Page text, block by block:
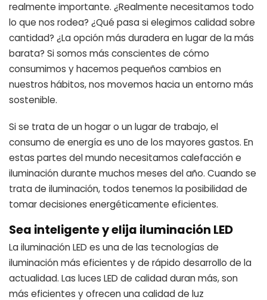
realmente importante. ¿Realmente necesitamos todo
lo que nos rodea? ¿Qué pasa si elegimos calidad sobre
cantidad? ¿La opción más duradera en lugar de la más
barata? Si somos más conscientes de cómo
consumimos y hacemos pequeños cambios en
nuestros hábitos, nos movemos hacia un entorno más
sostenible.
Si se trata de un hogar o un lugar de trabajo, el
consumo de energía es uno de los mayores gastos. En
estas partes del mundo necesitamos calefacción e
iluminación durante muchos meses del año. Cuando se
trata de iluminación, todos tenemos la posibilidad de
tomar decisiones energéticamente eficientes.
Sea inteligente y elija iluminación LED
La iluminación LED es una de las tecnologías de
iluminación más eficientes y de rápido desarrollo de la
actualidad. Las luces LED de calidad duran más, son
más eficientes y ofrecen una calidad de luz